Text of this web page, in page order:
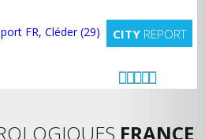
CITY REPORT
FRANCE